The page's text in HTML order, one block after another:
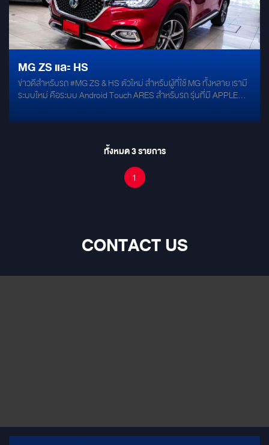
MG ZS และ HS
ข่าวดีสำหรับรถ #MG ZS & HS ตัวใหม่ สำหรับผู้ที่ใช้ MG ทั้งหลาย เรามี
ระบบใหม่ คือระบบ Android Touch ARES สำหรับรถ รุ่นที่มี APPLE
ทันที มาพร้อมฟังชั่นเล่นระบบ Hires Audio
ทั้งหมด3รายการ
1
CONTACT US